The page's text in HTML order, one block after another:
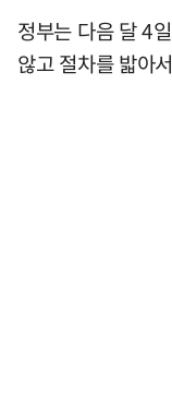
정부는 다음 달 4
않고 절차를 밟아